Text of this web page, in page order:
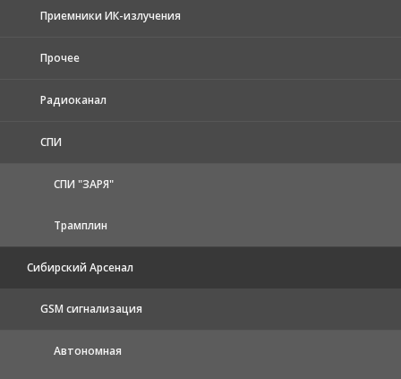
Приемники ИК-излучения
Прочее
Радиоканал
СПИ
СПИ "ЗАРЯ"
Трамплин
Сибирский Арсенал
GSM сигнализация
Автономная